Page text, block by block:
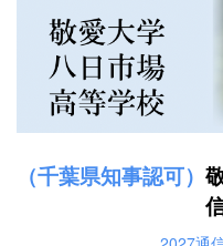
（千葉県知事認可）